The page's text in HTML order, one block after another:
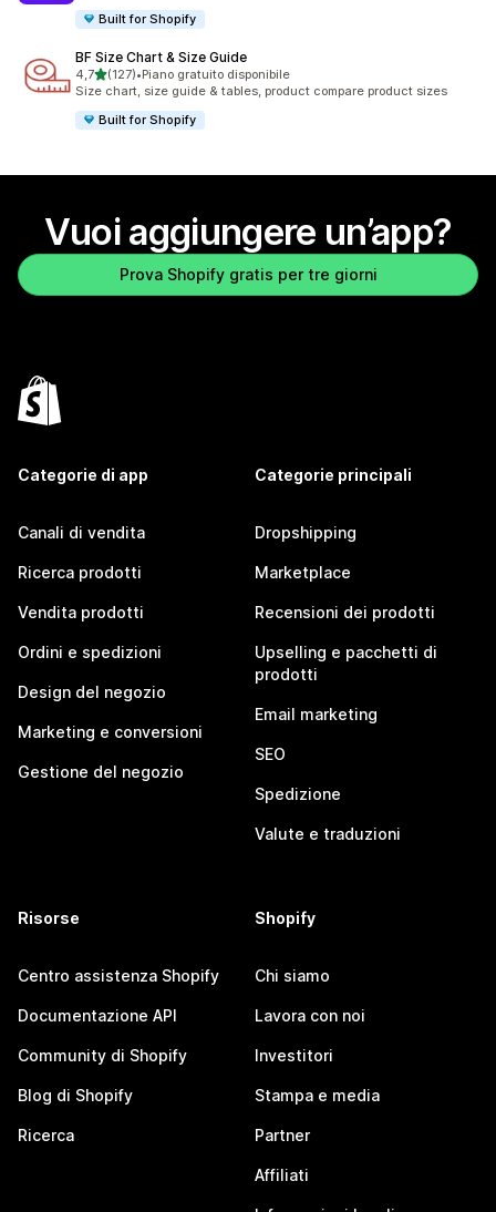
Built for Shopify
BF Size Chart & Size Guide
4,7stelle su 5
(127)
127 recensioni totali
•Piano gratuito disponibile
Size chart, size guide & tables, product compare product sizes
Built for Shopify
Vuoi aggiungere un’app?
Prova Shopify gratis per tre giorni
Categorie di app
Canali di vendita
Ricerca prodotti
Vendita prodotti
Ordini e spedizioni
Design del negozio
Marketing e conversioni
Gestione del negozio
Categorie principali
Dropshipping
Marketplace
Recensioni dei prodotti
Upselling e pacchetti di
prodotti
Email marketing
SEO
Spedizione
Valute e traduzioni
Risorse
Centro assistenza Shopify
Documentazione API
Community di Shopify
Blog di Shopify
Ricerca
Shopify
Chi siamo
Lavora con noi
Investitori
Stampa e media
Partner
Affiliati